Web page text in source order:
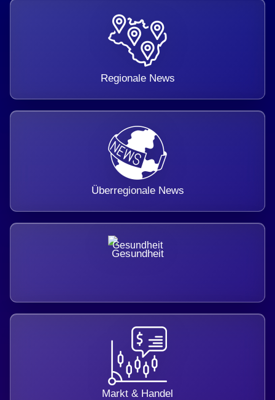
Regionale News
Überregionale News
Gesundheit
Markt & Handel